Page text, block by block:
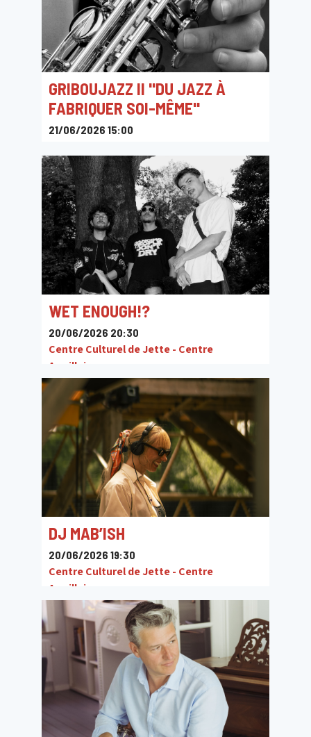
GRIBOUJAZZ II "DU JAZZ À
FABRIQUER SOI-MÊME"
21/06/2026 15:00
Armillaire
WET ENOUGH!?
20/06/2026 20:30
Centre Culturel de Jette - Centre
Armillaire
DJ MAB’ISH
20/06/2026 19:30
Centre Culturel de Jette - Centre
Armillaire